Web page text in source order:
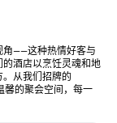
角——这种热情好客与
酒店以烹饪灵魂和地
。从我们招牌的
馨的聚会空间，每一